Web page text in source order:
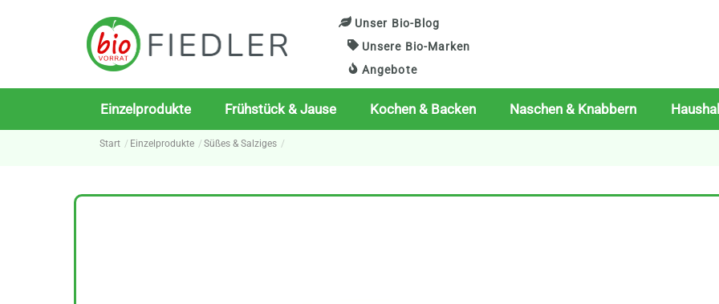
Unser Bio-Blog
Unsere Bio-Marken
Angebote
Einzelprodukte Frühstück & Jause Kochen & Backen Naschen & Knabbern
Start Einzelprodukte Süßes & Salziges